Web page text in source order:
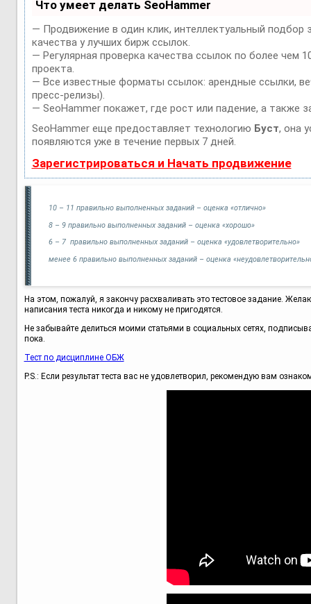
Что умеет делать SeoHammer
— Продвижение в один клик, интеллектуальный
качества у лучших бирж ссылок.
— Регулярная проверка качества ссылок по более чем
проекта.
— Все известные форматы ссылок: арендные ссылки,
пресс-релизы).
— SeoHammer покажет, где рост или падение, а также
SeoHammer еще предоставляет технологию Буст, она
появляются уже в течение первых 7 дней.
Зарегистрироваться и Начать продвижение
10 – 11 правильно выполненных заданий – оценка «отлично»
8 – 9 правильно выполненных заданий – оценка «хорошо»
6 – 7 правильно выполненных заданий – оценка «удовлетворительно»
менее 6 правильно выполненных заданий – оценка
На этом, пожалуй, я закончу расхваливать это тестовое задание.
написания теста никогда и никому не пригодятся.
Не забывайте делиться моими статьями в социальных сетях,
пока.
Тест по дисциплине ОБЖ
P.S.: Если результат теста вас не удовлетворил, рекомендую вам